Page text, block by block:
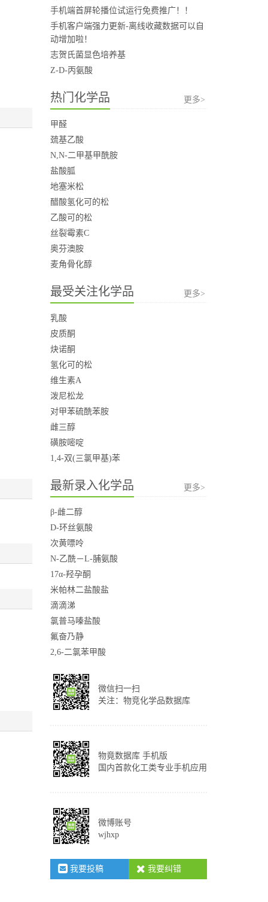
手机端首屏轮播位试运行免费推广！！
手机客户端强力更新-离线收藏数据可以自
动增加啦！
志贺氏菌显色培养基
Z-D-丙氨酸
热门化学品 更多>
甲醛
巯基乙酸
N,N-二甲基甲酰胺
盐酸胍
地塞米松
醋酸氢化可的松
乙酸可的松
丝裂霉素C
奥芬澳胺
麦角骨化醇
最受关注化学品 更多>
乳酸
皮质酮
炔诺酮
氢化可的松
维生素A
泼尼松龙
对甲苯硫酰苯胺
雌三醇
磺胺嘧啶
1,4-双(三氯甲基)苯
最新录入化学品 更多>
β-雌二醇
D-环丝氨酸
次黄嘌呤
N-乙酰－L-脯氨酸
17α-羟孕酮
米帕林二盐酸盐
滴滴涕
氯普马嗪盐酸
氟奋乃静
2,6-二氯苯甲酸
微信扫一扫
关注：物竞化学品数据库
物竟数据库 手机版
国内首款化工类专业手机应用
微博账号
wjhxp
我要投稿 我要纠错